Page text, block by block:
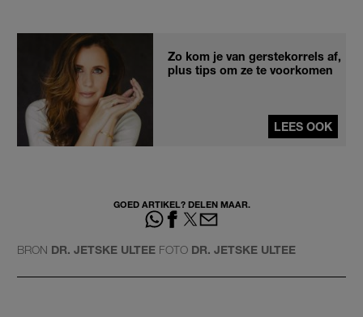
Zo kom je van gerstekorrels af,
plus tips om ze te voorkomen
LEES OOK
GOED ARTIKEL? DELEN MAAR.
BRON DR. JETSKE ULTEE FOTO DR. JETSKE ULTEE